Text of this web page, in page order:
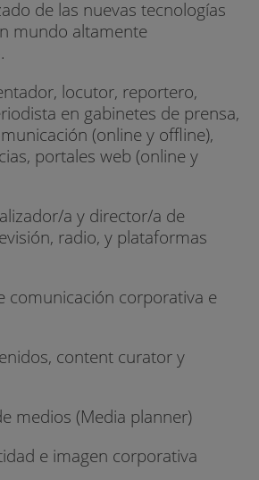
de las nuevas tecnologías
mundo altamente
locutor, reportero,
en gabinetes de prensa,
(online y offline),
portales web (online y
a y director/a de
radio, y plataformas
comunicación corporativa e
content curator y
medios (Media planner)
e imagen corporativa